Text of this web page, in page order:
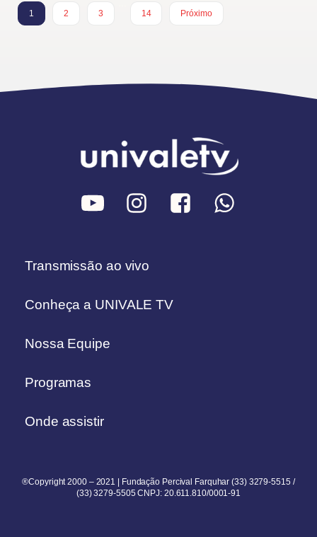
1 2 3
14
Próximo
Transmissão ao vivo
Conheça a UNIVALE TV
Nossa Equipe
Programas
Onde assistir
®Copyright 2000 – 2021 | Fundação Percival Farquhar (33) 3279-5515 /
(33) 3279-5505 CNPJ: 20.611.810/0001-91